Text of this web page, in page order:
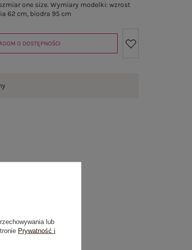
one size. Wymiary modelki: wzrost
62 cm, biodra 95 cm
O DOSTĘPNOŚCI
lub
Prywatność i